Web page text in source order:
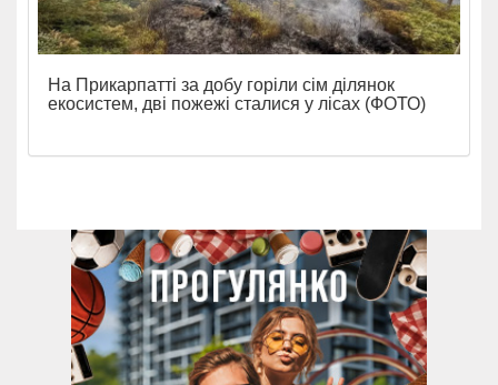
На Прикарпатті за добу горіли сім ділянок
екосистем, дві пожежі сталися у лісах (ФОТО)